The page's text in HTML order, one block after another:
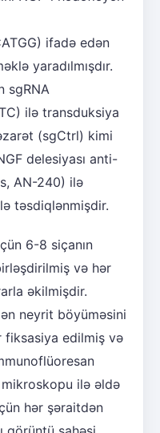
ifadə edən
yaradılmışdır.
sgRNA
ilə transduksiya
(sgCtrl) kimi
delesiyası anti-
AN-240) ilə
təsdiqlənmişdir.
6-8 siçanın
və hər
əkilmişdir.
neyrit böyüməsini
fiksasiya edilmiş və
ilə əldə
hər şəraitdən